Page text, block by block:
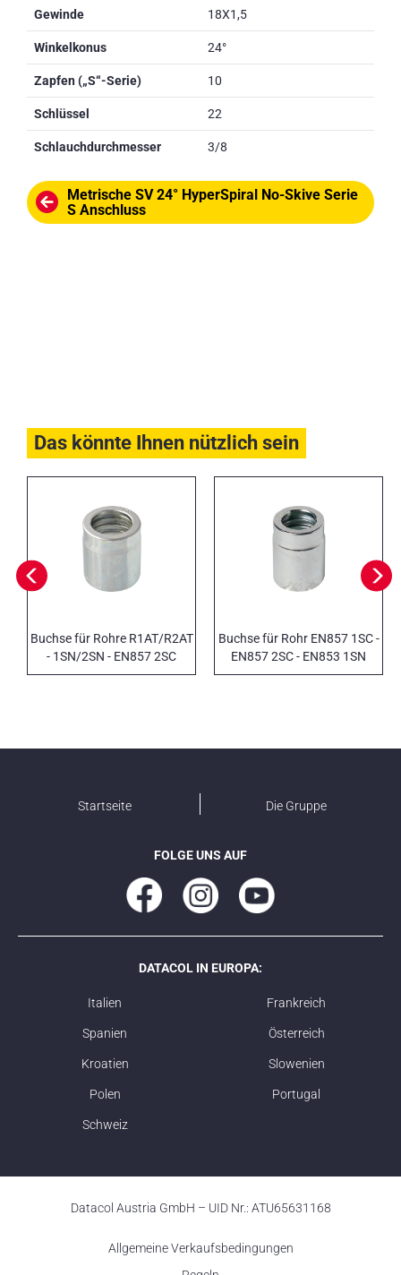
Gewinde 18X1,5
Winkelkonus 24°
Zapfen („S“-Serie) 10
Schlüssel 22
Schlauchdurchmesser 3/8
Metrische SV 24° HyperSpiral No-Skive Serie
S Anschluss
Das könnte Ihnen nützlich sein
Buchse für Rohre R1AT/R2AT
- 1SN/2SN - EN857 2SC
Buchse für Rohr EN857 1SC -
EN857 2SC - EN853 1SN
Startseite Die Gruppe
FOLGE UNS AUF
DATACOL IN EUROPA:
Italien Frankreich
Spanien Österreich
Kroatien Slowenien
Polen Portugal
Schweiz
Datacol Austria GmbH – UID Nr.: ATU65631168
Allgemeine Verkaufsbedingungen